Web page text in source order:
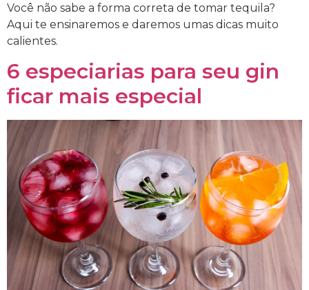
Você não sabe a forma correta de tomar tequila?
Aqui te ensinaremos e daremos umas dicas muito
calientes.
6 especiarias para seu gin
ficar mais especial